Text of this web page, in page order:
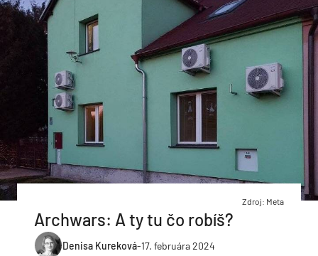
Zdroj: Meta
Archwars: A ty tu čo robíš?
Denisa Kureková-17. februára 2024